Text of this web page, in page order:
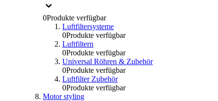
0Produkte verfügbar
Luftfiltersysteme
0Produkte verfügbar
Luftfiltern
0Produkte verfügbar
Universal Röhren & Zubehör
0Produkte verfügbar
Luftfilter Zubehör
0Produkte verfügbar
Motor styling